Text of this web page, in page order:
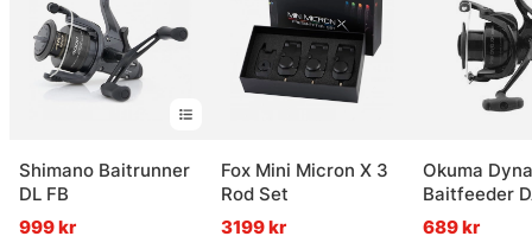
Shimano Baitrunner
DL FB
999 kr
Fox Mini Micron X 3
Rod Set
3199 kr
Okuma
Baitfeeder
689 kr